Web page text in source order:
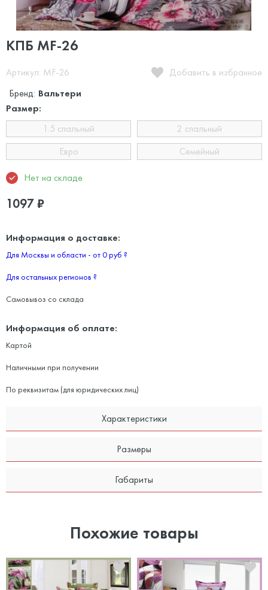
КПБ MF-26
Артикул: MF-26
Добавить в избранное
Бренд: Вальтери
Размер:
1.5 спальный
2 спальный
Евро
Семейный
Нет на складе
1097₽
Информация о доставке:
Для Москвы и области - от 0 руб ?
Для остальных регионов ?
Самовывоз со склада
Информация об оплате:
Картой
Наличными при получении
По реквизитам (для юридических лиц)
Характеристики
Размеры
Габариты
Похожие товары